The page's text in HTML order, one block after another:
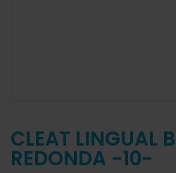
CLEAT LINGUAL
REDONDA -10-